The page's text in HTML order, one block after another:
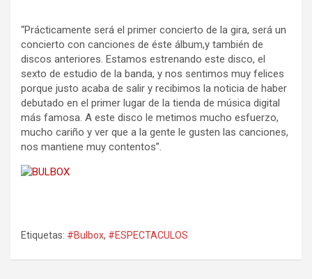
“Prácticamente será el primer concierto de la gira, será un
concierto con canciones de éste álbum,y también de
discos anteriores. Estamos estrenando este disco, el
sexto de estudio de la banda, y nos sentimos muy felices
porque justo acaba de salir y recibimos la noticia de haber
debutado en el primer lugar de la tienda de música digital
más famosa. A este disco le metimos mucho esfuerzo,
mucho cariño y ver que a la gente le gusten las canciones,
nos mantiene muy contentos”.
Etiquetas: #Bulbox, #ESPECTACULOS